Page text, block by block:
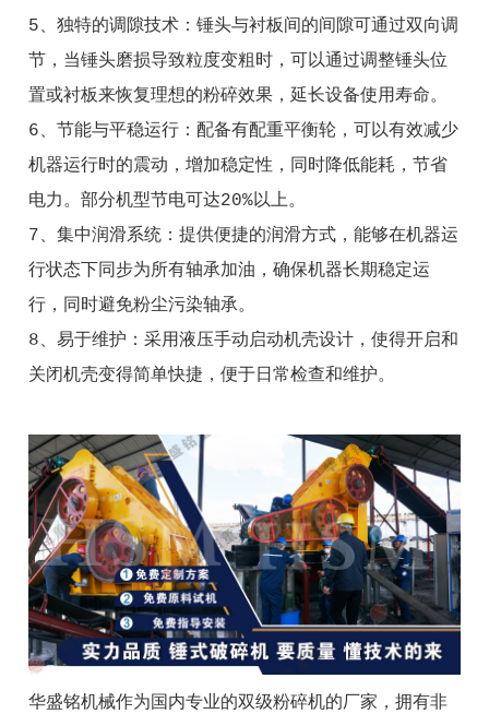
5、独特的调隙技术：锤头与衬板间的间隙可通过双向调
节，当锤头磨损导致粒度变粗时，可以通过调整锤头位
置或衬板来恢复理想的粉碎效果，延长设备使用寿命。
6、节能与平稳运行：配备有配重平衡轮，可以有效减少
机器运行时的震动，增加稳定性，同时降低能耗，节省
电力。部分机型节电可达20%以上。
7、集中润滑系统：提供便捷的润滑方式，能够在机器运
行状态下同步为所有轴承加油，确保机器长期稳定运
行，同时避免粉尘污染轴承。
8、易于维护：采用液压手动启动机壳设计，使得开启和
关闭机壳变得简单快捷，便于日常检查和维护。
华盛铭机械作为国内专业的双级粉碎机的厂家，拥有非